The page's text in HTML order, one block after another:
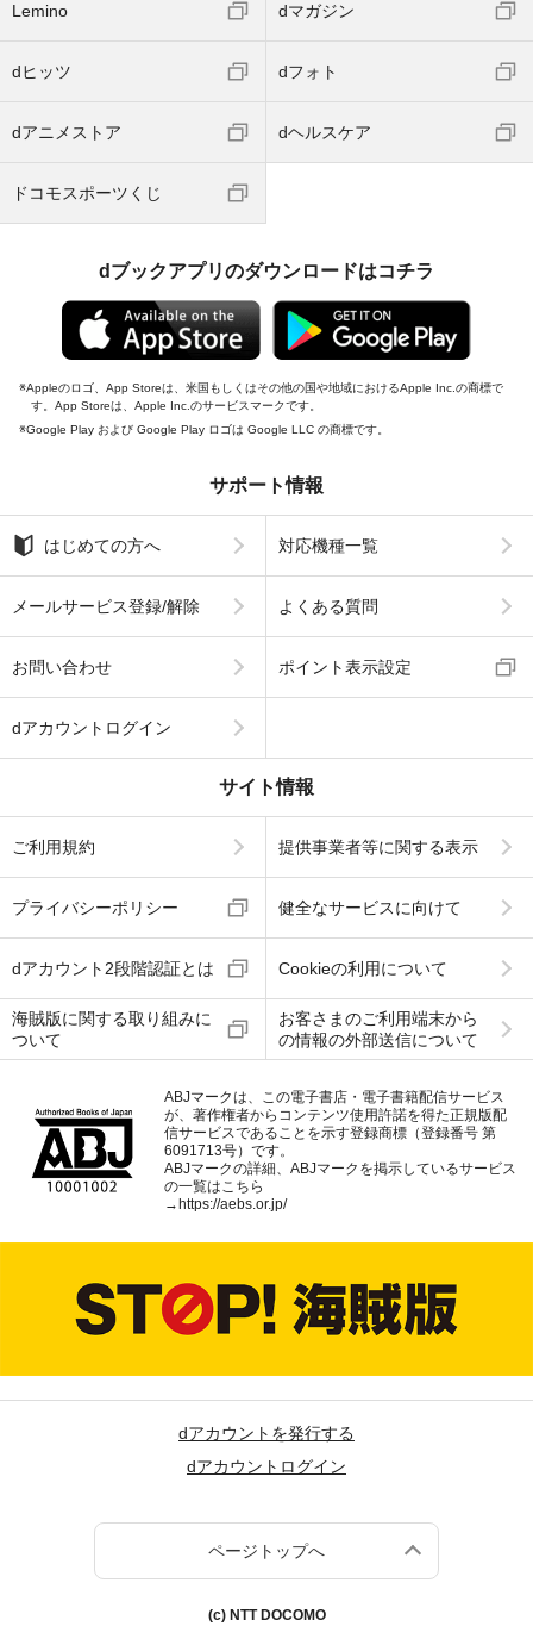
Lemino dマガジン
dヒッツ dフォト
dアニメストア dヘルスケア
ドコモスポーツくじ
dブックアプリのダウンロードはコチラ
Appleのロゴ、App Storeは、米国もしくはその他の国や地域におけるApple Inc.の商標で
す。App Storeは、Apple Inc.のサービスマークです。
Google Play および Google Play ロゴは Google LLC の商標です。
サポート情報
はじめての方へ 対応機種一覧
メールサービス登録/解除 よくある質問
お問い合わせ ポイント表示設定
dアカウントログイン
サイト情報
ご利用規約 提供事業者等に関する表示
プライバシーポリシー 健全なサービスに向けて
dアカウント2段階認証とは Cookieの利用について
海賊版に関する取り組みに
ついて
お客さまのご利用端末から
の情報の外部送信について
ABJマークは、この電子書店・電子書籍配信サービス
が、著作権者からコンテンツ使用許諾を得た正規版配
信サービスであることを示す登録商標（登録番号 第
6091713号）です。
ABJマークの詳細、ABJマークを掲示しているサービス
の一覧はこちら
→https://aebs.or.jp/
dアカウントを発行する
dアカウントログイン
ページトップへ
(c) NTT DOCOMO